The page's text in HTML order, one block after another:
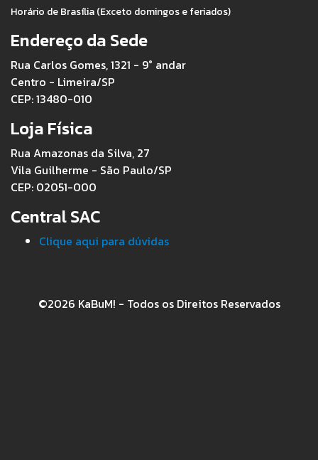
Horário de Brasília (Exceto domingos e feriados)
Endereço da Sede
Rua Carlos Gomes, 1321 - 9° andar
Centro - Limeira/SP
CEP: 13480-010
Loja Física
Rua Amazonas da Silva, 27
Vila Guilherme - São Paulo/SP
CEP: 02051-000
Central SAC
Clique aqui para dúvidas
©2026 KaBuM! - Todos os Direitos Reservados